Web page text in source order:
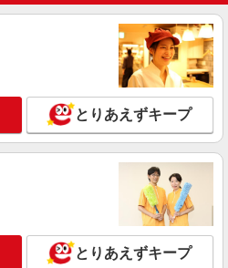
とりあえずキープ
とりあえずキープ